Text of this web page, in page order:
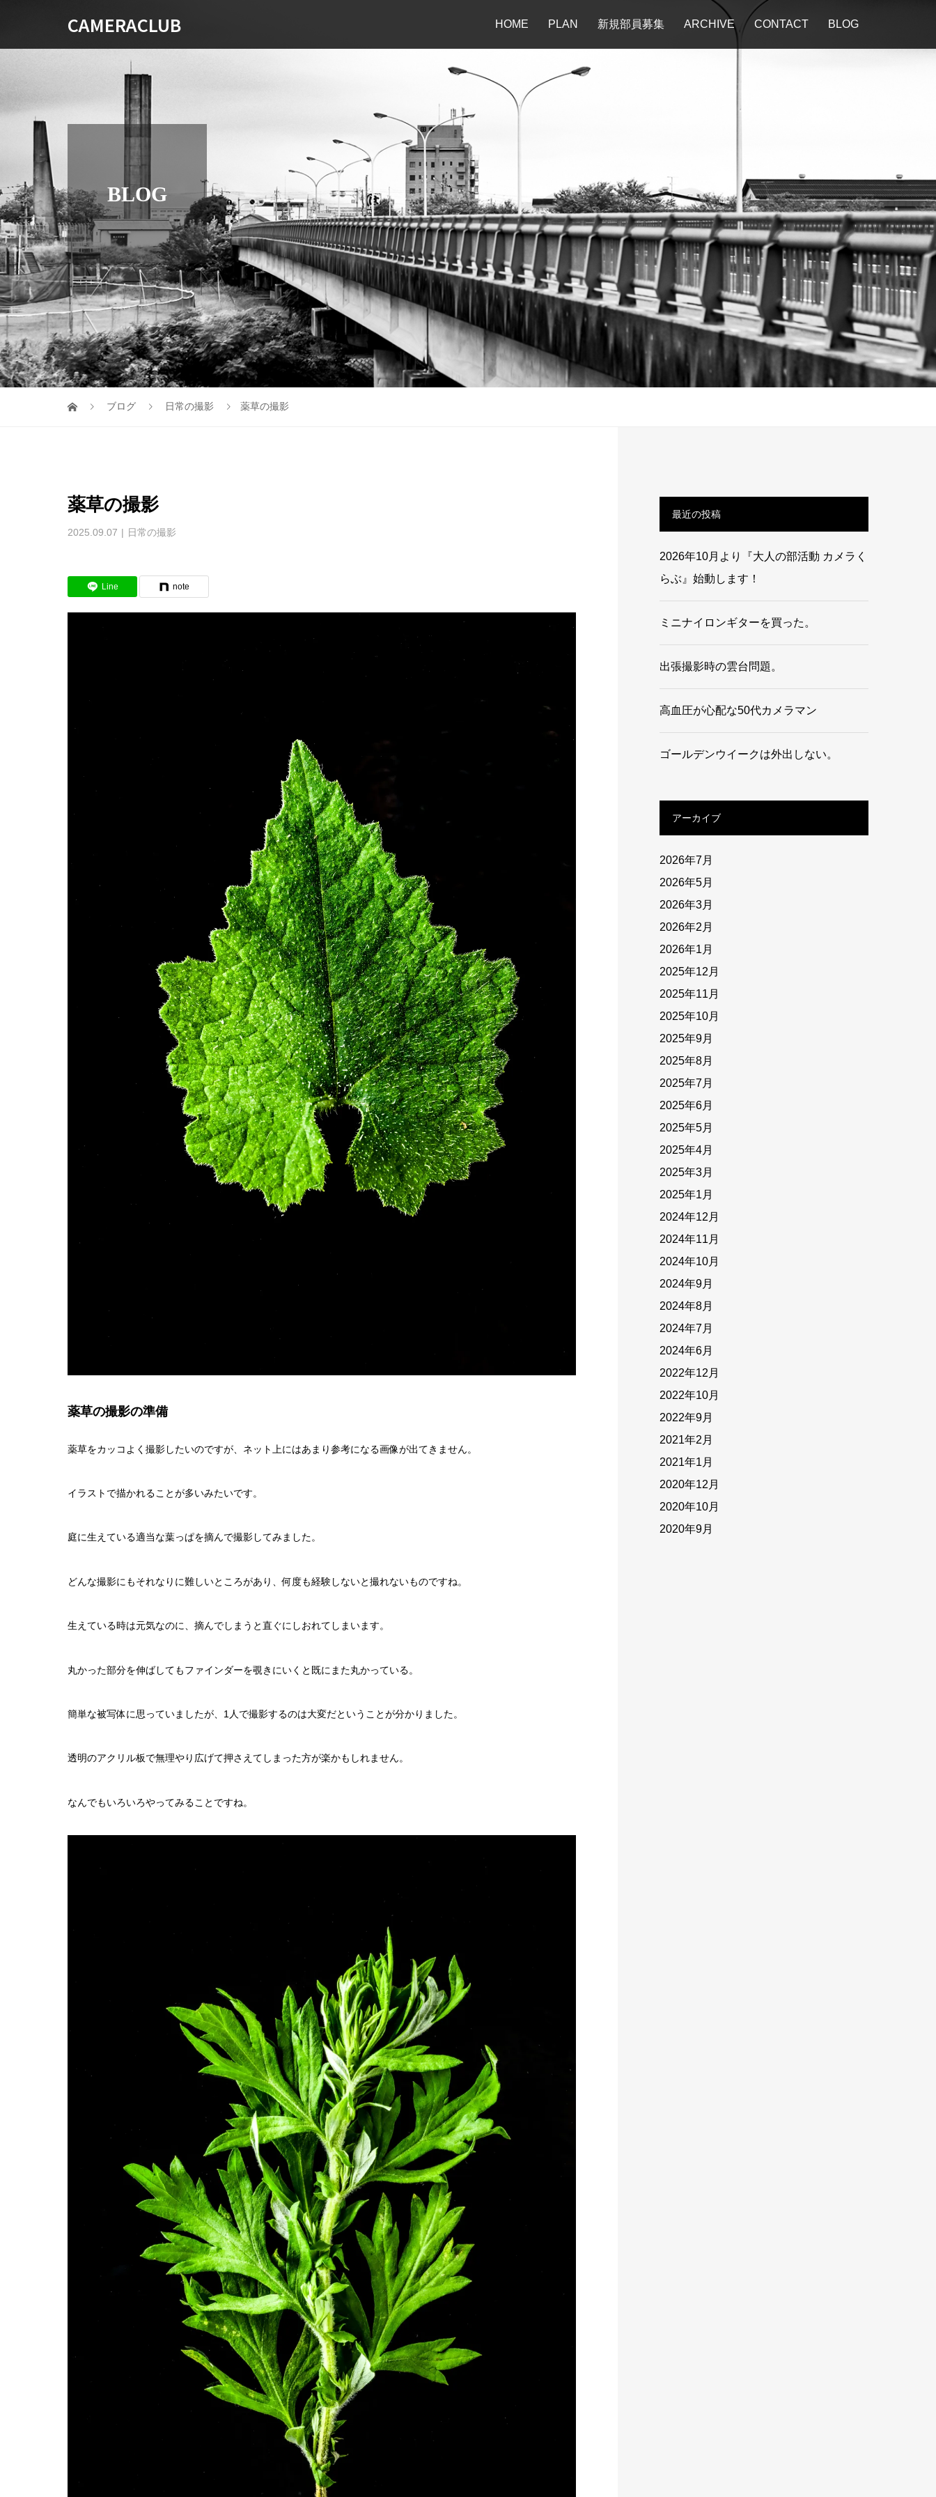
CAMERACLUB HOME PLAN 新規部員募集 ARCHIVE CONTACT BLOG
BLOG
ブログ 日常の撮影 薬草の撮影
薬草の撮影
2025.09.07 日常の撮影
Line note
薬草の撮影の準備
薬草をカッコよく撮影したいのですが、ネット上にはあまり参考になる画像が出てきません。
イラストで描かれることが多いみたいです。
庭に生えている適当な葉っぱを摘んで撮影してみました。
どんな撮影にもそれなりに難しいところがあり、何度も経験しないと撮れないものですね。
生えている時は元気なのに、摘んでしまうと直ぐにしおれてしまいます。
丸かった部分を伸ばしてもファインダーを覗きにいくと既にまた丸かっている。
簡単な被写体に思っていましたが、1人で撮影するのは大変だということが分かりました。
透明のアクリル板で無理やり広げて押さえてしまった方が楽かもしれません。
なんでもいろいろやってみることですね。
最近の投稿
2026年10月より『大人の部活動 カメラく
らぶ』始動します！
ミニナイロンギターを買った。
出張撮影時の雲台問題。
高血圧が心配な50代カメラマン
ゴールデンウイークは外出しない。
アーカイブ
2026年7月
2026年5月
2026年3月
2026年2月
2026年1月
2025年12月
2025年11月
2025年10月
2025年9月
2025年8月
2025年7月
2025年6月
2025年5月
2025年4月
2025年3月
2025年1月
2024年12月
2024年11月
2024年10月
2024年9月
2024年8月
2024年7月
2024年6月
2022年12月
2022年10月
2022年9月
2021年2月
2021年1月
2020年12月
2020年10月
2020年9月